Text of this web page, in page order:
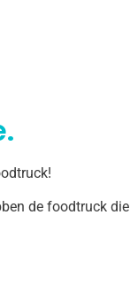
de foodtruck die